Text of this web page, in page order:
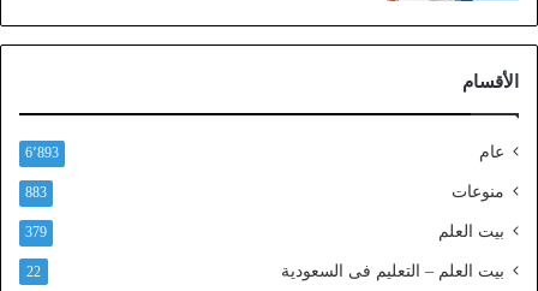
ا
ل
ف
ا
ا
ل
الأقسام
عام 6٬893
منوعات 883
بيت العلم 379
بيت العلم – التعليم فى السعودية 22